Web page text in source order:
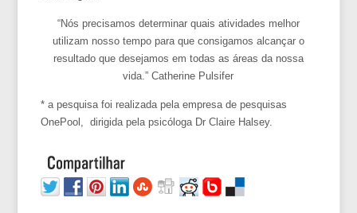
“Nós precisamos determinar quais atividades melhor
utilizam nosso tempo para que consigamos alcançar o
resultado que desejamos em todas as áreas da nossa
vida.” Catherine Pulsifer
* a pesquisa foi realizada pela empresa de pesquisas
OnePool, dirigida pela psicóloga Dr Claire Halsey.